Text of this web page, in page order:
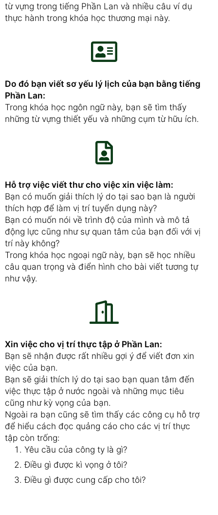
từ vựng trong tiếng Phần Lan và nhiều câu ví dụ
thực hành trong khóa học thương mại này.
Do đó bạn viết sơ yếu lý lịch của bạn bằng tiếng
Phần Lan:
Trong khóa học ngôn ngữ này, bạn sẽ tìm thấy
những từ vựng thiết yếu và những cụm từ hữu ích.
Hỗ trợ việc viết thư cho việc xin việc làm:
Bạn có muốn giải thích lý do tại sao bạn là người
thích hợp để làm vị trí tuyển dụng này?
Bạn có muốn nói về trình độ của mình và mô tả
động lực cũng như sự quan tâm của bạn đối với vị
trí này không?
Trong khóa học ngoại ngữ này, bạn sẽ học nhiều
câu quan trọng và điển hình cho bài viết tương tự
như vậy.
Xin việc cho vị trí thực tập ở Phần Lan:
Bạn sẽ nhận được rất nhiều gợi ý để viết đơn xin
việc của bạn.
Bạn sẽ giải thích lý do tại sao bạn quan tâm đến
việc thực tập ở nước ngoài và những mục tiêu
cũng như kỳ vọng của bạn.
Ngoài ra bạn cũng sẽ tìm thấy các công cụ hỗ trợ
để hiểu cách đọc quảng cáo cho các vị trí thực
tập còn trống:
Yêu cầu của công ty là gì?
Điều gì được kì vọng ở tôi?
Điều gì được cung cấp cho tôi?